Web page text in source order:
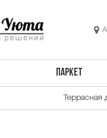
ПАРКЕТ
Террасная